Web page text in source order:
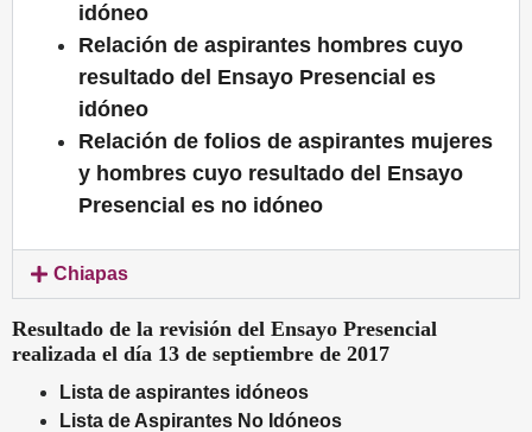
idóneo
Relación de aspirantes hombres cuyo
resultado del Ensayo Presencial es
idóneo
Relación de folios de aspirantes mujeres
y hombres cuyo resultado del Ensayo
Presencial es no idóneo
Chiapas
Resultado de la revisión del Ensayo Presencial
realizada el día 13 de septiembre de 2017
Lista de aspirantes idóneos
Lista de Aspirantes No Idóneos